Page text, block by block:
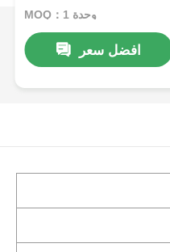
ثابت الرطوبة
MOQ：1 وحدة
افضل سعر